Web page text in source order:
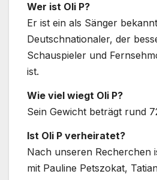
Wer ist Oli P?
Er ist ein als Sänger
Deutschnationaler, der
Schauspieler und
ist.
Wie viel wiegt Oli P?
Sein Gewicht beträgt rund
Ist Oli P verheiratet?
Nach unseren Recherchen
mit Pauline Petszokat,